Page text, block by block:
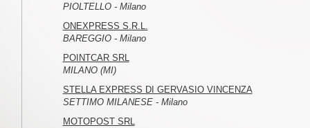
PIOLTELLO - Milano
ONEXPRESS S.R.L.
BAREGGIO - Milano
POINTCAR SRL
MILANO (MI)
STELLA EXPRESS DI GERVASIO VINCENZA
SETTIMO MILANESE - Milano
MOTOPOST SRL